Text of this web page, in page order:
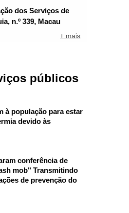
dos Serviços de
n.º 339, Macau
+ mais
públicos
à população para estar
devido às
conferência de
mob" Transmitindo
de prevenção do